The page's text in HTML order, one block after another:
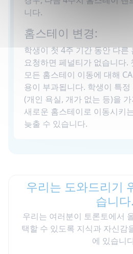
니다.
홈스테이 변경:
학생이 첫 4주 기간 동안 다른
요청하면 페널티가 없습니다.
모든 홈스테이 이동에 대해
용이 부과됩니다. 학생이 특
(개인 욕실, 개가 없는 등)을
새로운 홈스테이로 이동시키
늦출 수 있습니다.
우리는 도와드리기
습니다.
우리는 여러분이 토론토에서
택할 수 있도록 지식과 자신감
에 있습니